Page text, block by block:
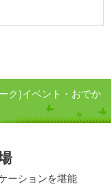
ク)イベント・おでか
ーションを堪能